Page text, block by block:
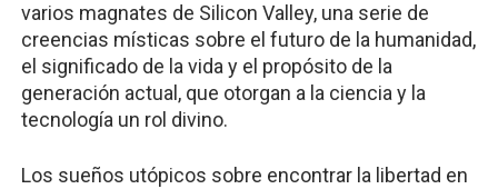
varios magnates de Silicon Valley, una serie de
creencias místicas sobre el futuro de la humanidad,
el significado de la vida y el propósito de la
generación actual, que otorgan a la ciencia y la
tecnología un rol divino.
Los sueños utópicos sobre encontrar la libertad en